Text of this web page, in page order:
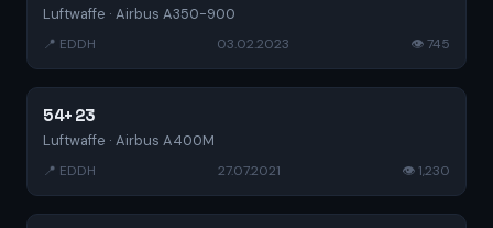
Luftwaffe · Airbus A350-900
📍 EDDH 03.02.2023 👁 745
54+23
Luftwaffe · Airbus A400M
📍 EDDH 27.07.2021 👁 1,230